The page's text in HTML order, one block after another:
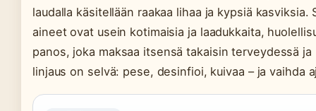
laudalla käsitellään raakaa lihaa ja kypsiä
aineet ovat usein kotimaisia ja laadukkaita,
panos, joka maksaa itsensä takaisin terveydessä
linjaus on selvä: pese, desinfioi, kuivaa – ja vaihda